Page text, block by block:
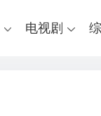
电视剧